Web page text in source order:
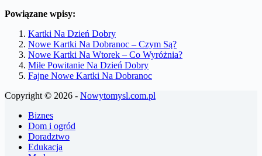
Powiązane wpisy:
Kartki Na Dzień Dobry
Nowe Kartki Na Dobranoc – Czym Są?
Nowe Kartki Na Wtorek – Co Wyróżnia?
Miłe Powitanie Na Dzień Dobry
Fajne Nowe Kartki Na Dobranoc
Copyright © 2026 - Nowytomysl.com.pl
Biznes
Dom i ogród
Doradztwo
Edukacja